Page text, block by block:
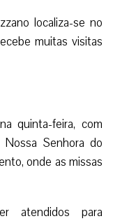
localiza-se no
muitas visitas
quinta-feira, com
Senhora do
onde as missas
atendidos para